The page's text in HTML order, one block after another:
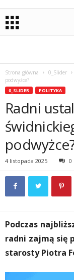
Strona główna 0_Slider
podwyżce?
0_SLIDER POLITYKA
Radni
4 listopada 2025 0
Podczas
radni zajmą się
starosty Piotra